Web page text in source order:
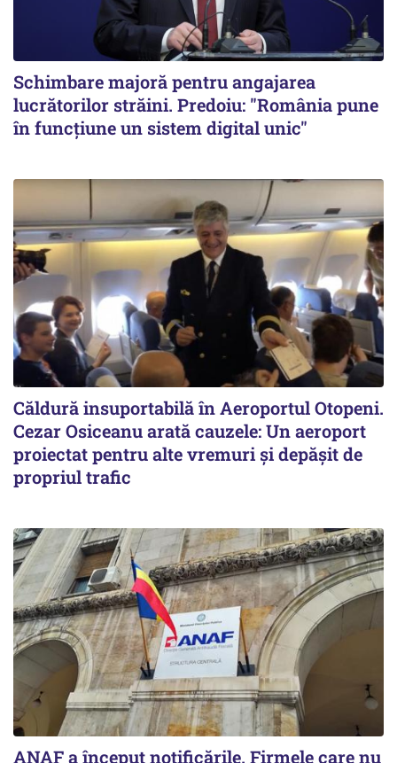
Schimbare majoră pentru angajarea
lucrătorilor străini. Predoiu: "România pune
în funcțiune un sistem digital unic"
Căldură insuportabilă în Aeroportul Otopeni.
Cezar Osiceanu arată cauzele: Un aeroport
proiectat pentru alte vremuri și depășit de
propriul trafic
ANAF a început notificările. Firmele care nu